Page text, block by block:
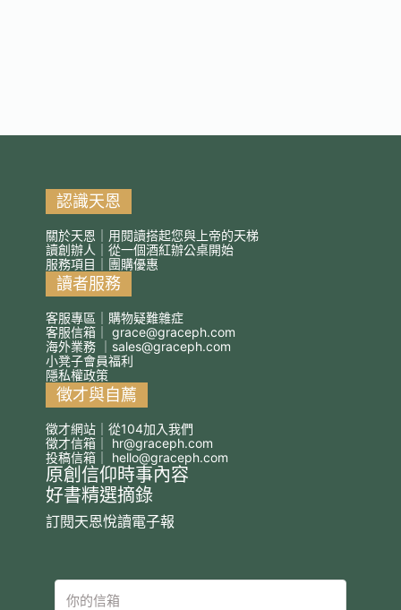
認識天恩
關於天恩｜用閱讀搭起您與上帝的天梯
讀創辦人｜從一個酒紅辦公桌開始
服務項目｜團購優惠
讀者服務
客服專區｜購物疑難雜症
客服信箱｜ grace@graceph.com
海外業務 ｜ sales@graceph.com
小凳子會員福利
隱私權政策
徵才與自薦
徵才網站｜從104加入我們
徵才信箱｜ hr@graceph.com
投稿信箱｜ hello@graceph.com
原創信仰時事內容
好書精選摘錄
訂閱天恩悅讀電子報